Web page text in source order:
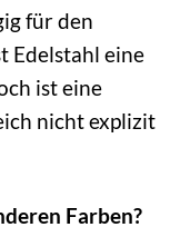
für den
Edelstahl eine
ist eine
nicht explizit
Farben?